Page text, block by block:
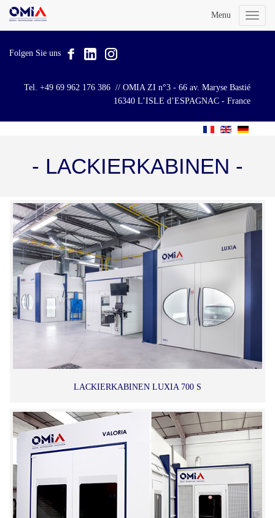
Menu
Toggle
Folgen Sie uns
Tel. +49 69 962 176 386 // OMIA ZI n°3 - 66 av. Maryse Bastié
16340 L’ISLE d’ESPAGNAC - France
- LACKIERKABINEN -
LACKIERKABINEN LUXIA 700 S